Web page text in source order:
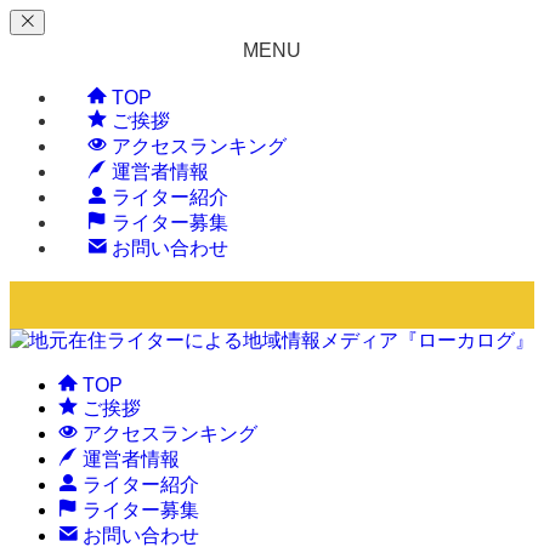
MENU
TOP
ご挨拶
アクセスランキング
運営者情報
ライター紹介
ライター募集
お問い合わせ
TOP
ご挨拶
アクセスランキング
運営者情報
ライター紹介
ライター募集
お問い合わせ